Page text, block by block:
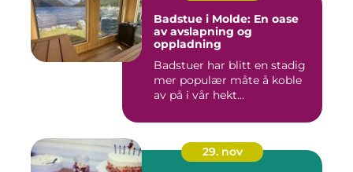
Badstue i Molde: En oase
av avslapning og
oppladning
Badstuer har blitt en stadig
mer populær måte å koble
av på i vår hekt...
29. nov